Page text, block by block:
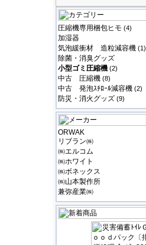
圧縮機専用梱包ヒモ (4)
加湿器
気泡緩衝材 造粒減容機 (1)
除菌・消臭グッズ
小型ゴミ圧縮機 (2)
中古 圧縮機 (8)
中古 発泡ｽﾁﾛｰﾙ減容機 (2)
防災・消火グッズ (9)
ORWAK
リブラン㈱
㈱エルコム
㈱ホワイト
㈱ボネックス
㈱山本製作所
兼弥産業㈱